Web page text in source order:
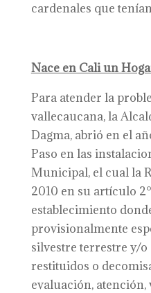
cardenales que
Nace en Cali un
Para atender la
vallecaucana, la
Dagma, abrió en el
Paso en las
Municipal, el cual la
2010 en su artículo
establecimiento
provisionalmente
silvestre terrestre y/
restituidos o
evaluación,